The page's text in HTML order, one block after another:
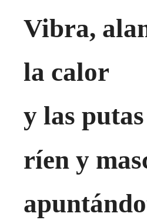
Vibra,
la calor
y las
ríen y